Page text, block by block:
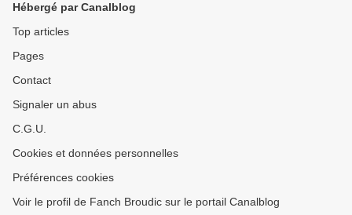
Hébergé par Canalblog
Top articles
Pages
Contact
Signaler un abus
C.G.U.
Cookies et données personnelles
Préférences cookies
Voir le profil de Fanch Broudic sur le portail Canalblog